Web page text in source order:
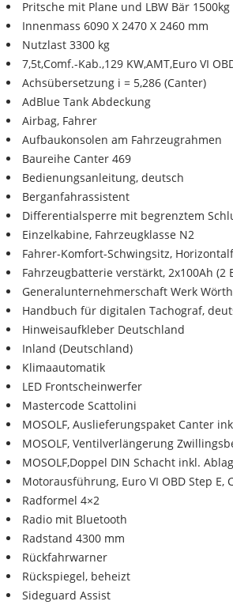
Pritsche mit Plane und LBW Bär 1500kg
Innenmass 6090 X 2470 X 2460 mm
Nutzlast 3300 kg
7,5t,Comf.-Kab.,129 KW,AMT,Euro VI
Achsübersetzung i = 5,286 (Canter)
AdBlue Tank Abdeckung
Airbag, Fahrer
Aufbaukonsolen am Fahrzeugrahmen
Baureihe Canter 469
Bedienungsanleitung, deutsch
Berganfahrassistent
Differentialsperre mit begrenztem
Einzelkabine, Fahrzeugklasse N2
Fahrer-Komfort-Schwingsitz,
Fahrzeugbatterie verstärkt, 2x100Ah (2
Generalunternehmerschaft Werk Wörth
Handbuch für digitalen Tachograf,
Hinweisaufkleber Deutschland
Inland (Deutschland)
Klimaautomatik
LED Frontscheinwerfer
Mastercode Scattolini
MOSOLF, Auslieferungspaket Canter
MOSOLF, Ventilverlängerung
MOSOLF,Doppel DIN Schacht inkl.
Motorausführung, Euro VI OBD Step E,
Radformel 4×2
Radio mit Bluetooth
Radstand 4300 mm
Rückfahrwarner
Rückspiegel, beheizt
Sideguard Assist